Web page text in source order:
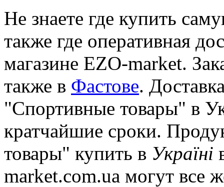
Не знаете где купить
также где оперативная
магазине EZO-market.
также в Фастове.
"Спортивные товары" в
кратчайшие сроки.
товары" купить в Україні
market.com.ua могут все